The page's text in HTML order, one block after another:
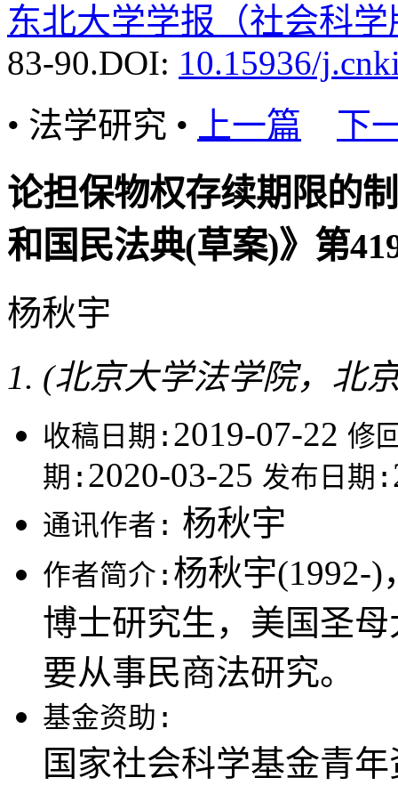
东北大学学报（社会科学
83-90.DOI: 10.15936/
• 法学研究 •
上一篇 下
论担保物权存续期限的
和国民法典(草案)》第
杨秋宇
(北京大学法学院，北
收稿日期: 2019-07-22 修
期: 2020-03-25 发布日期:
通讯作者: 杨秋宇
作者简介: 杨秋宇(1992-
博士研究生，美国圣
要从事民商法研究。
基金资助:
国家社会科学基金青